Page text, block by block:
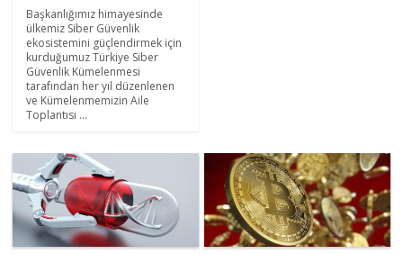
Başkanlığımız himayesinde
ülkemiz Siber Güvenlik
ekosistemini güçlendirmek için
kurduğumuz Türkiye Siber
Güvenlik Kümelenmesi
tarafından her yıl düzenlenen
ve Kümelenmemizin Aile
Toplantısı ...